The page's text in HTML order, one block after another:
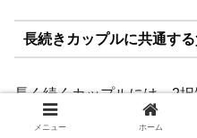
長続きカップルに共通す
長く続くカップルには、2
あります。以下のポイント
メニュー ホーム